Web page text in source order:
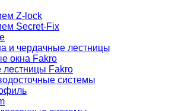
Z-lock
Secret-Fix
и чердачные лестницы
окна Fakro
Fakro
системы